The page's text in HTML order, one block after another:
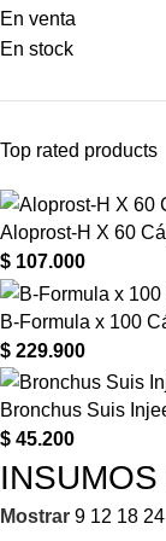
En venta
En stock
Top rated products
Aloprost-H X 60
$ 107.000
B-Formula x 100
$ 229.900
Bronchus Suis
$ 45.200
Mostrar 9 12 18 24